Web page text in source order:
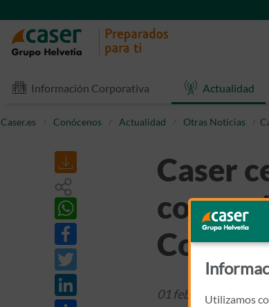
Información Corporativa Actualidad
Caser.es Conócenos Actualidad Otras Noticias
Caser
01 febrero 2018
Utilizamos